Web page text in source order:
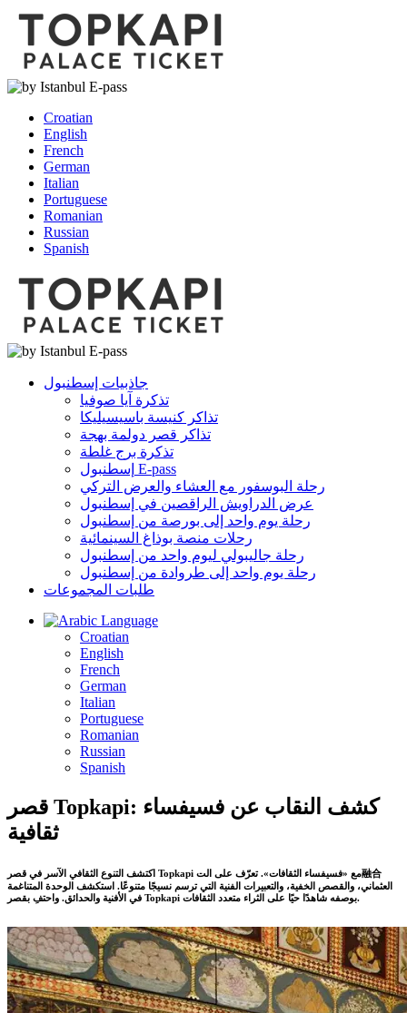
Croatian
English
French
German
Italian
Portuguese
Romanian
Russian
Spanish
جاذبيات إسطنبول
تذكرة آيا صوفيا
تذاكر كنيسة باسيسيليكا
تذاكر قصر دولمة بهجة
تذكرة برج غلطة
إسطنبول E-pass
رحلة البوسفور مع العشاء والعرض التركي
عرض الدراويش الراقصين في إسطنبول
رحلة يوم واحد إلى بورصة من إسطنبول
رحلات منصة بوذاغ السينمائية
رحلة جاليبولي ليوم واحد من إسطنبول
رحلة يوم واحد إلى طروادة من إسطنبول
طلبات المجموعات
Language
Croatian
English
French
German
Italian
Portuguese
Romanian
Russian
Spanish
قصر Topkapi: كشف النقاب عن فسيفساء
ثقافية
اكتشف التنوع الثقافي الآسر في قصر Topkapi مع «فسيفساء الثقافات». تعرّف على الت融合
العثماني، والقصص الخفية، والتعبيرات الفنية التي ترسم نسيجًا متنوعًا. استكشف الوحدة المتناغمة
في الأفنية والحدائق. واحتفِ بقصر Topkapi بوصفه شاهدًا حيًا على الثراء متعدد الثقافات.